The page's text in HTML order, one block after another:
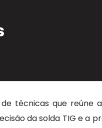
técnicas que reúne
da solda TIG e a